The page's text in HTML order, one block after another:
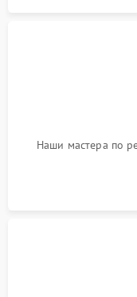
Наши мастера по